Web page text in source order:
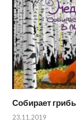
Собирает
23.11.2019